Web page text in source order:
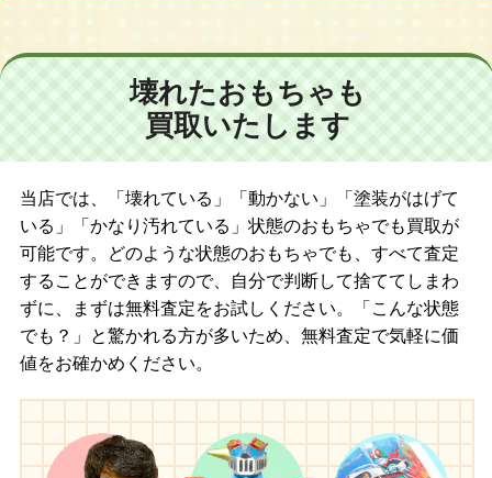
壊れたおもちゃも
買取いたします
当店では、「壊れている」「動かない」「塗装がはげて
いる」「かなり汚れている」状態のおもちゃでも買取が
可能です。どのような状態のおもちゃでも、すべて査定
することができますので、自分で判断して捨ててしまわ
ずに、まずは無料査定をお試しください。「こんな状態
でも？」と驚かれる方が多いため、無料査定で気軽に価
値をお確かめください。